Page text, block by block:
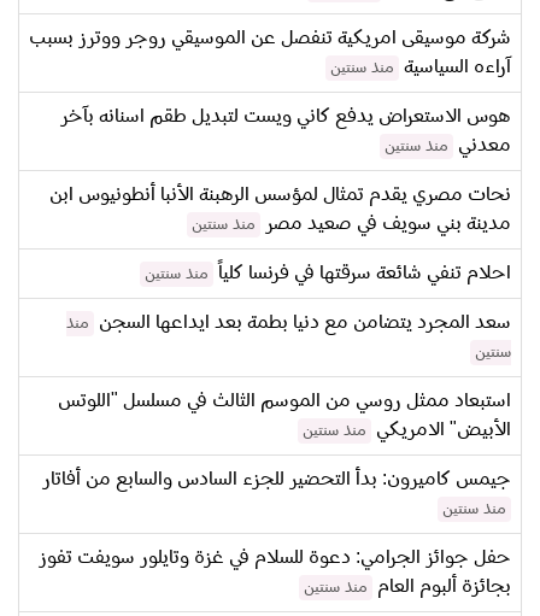
شركة موسيقى امريكية تنفصل عن الموسيقي روجر ووترز بسبب
آراءه السياسية
منذ سنتين
هوس الاستعراض يدفع كاني ويست لتبديل طقم اسنانه بآخر
معدني
منذ سنتين
نحات مصري يقدم تمثال لمؤسس الرهبنة الأنبا أنطونيوس ابن
مدينة بني سويف في صعيد مصر
منذ سنتين
احلام تنفي شائعة سرقتها في فرنسا كلياً منذ سنتين
سعد المجرد يتضامن مع دنيا بطمة بعد ايداعها السجن
منذ
سنتين
استبعاد ممثل روسي من الموسم الثالث في مسلسل "اللوتس
الأبيض" الامريكي
منذ سنتين
جيمس كاميرون: بدأ التحضير للجزء السادس والسابع من أفاتار
منذ سنتين
حفل جوائز الجرامي: دعوة للسلام في غزة وتايلور سويفت تفوز
بجائزة ألبوم العام
منذ سنتين